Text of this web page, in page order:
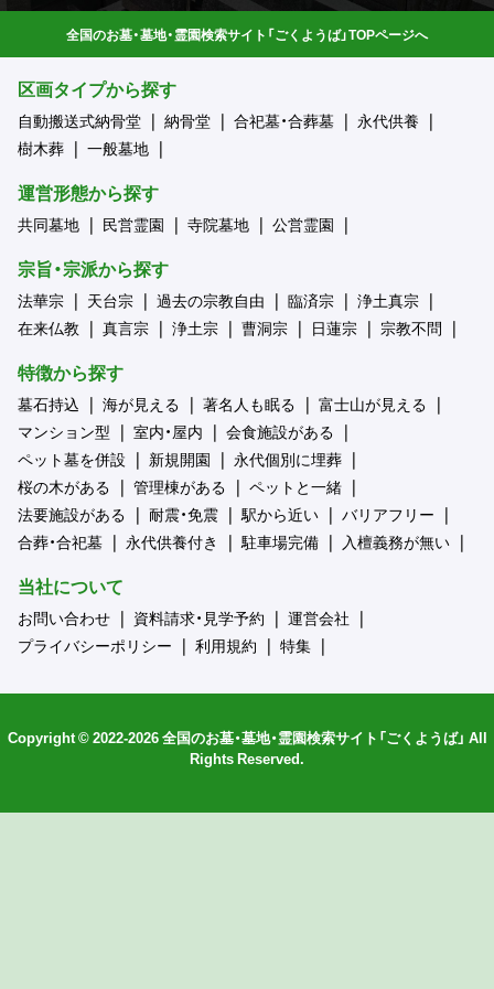
全国のお墓・墓地・霊園検索サイト「ごくようば」TOPページへ
区画タイプから探す
自動搬送式納骨堂 納骨堂 合祀墓・合葬墓
永代供養
樹木葬
一般墓地
運営形態から探す
共同墓地 民営霊園 寺院墓地 公営霊園
宗旨・宗派から探す
法華宗 天台宗 過去の宗教自由 臨済宗
浄土真宗
在来仏教
真言宗 浄土宗 曹洞宗 日蓮宗 宗教不問
特徴から探す
墓石持込 海が見える 著名人も眠る
富士山が見える
マンション型
室内・屋内
会食施設がある
ペット墓を併設
新規開園
永代個別に埋葬
桜の木がある
管理棟がある
ペットと一緒
法要施設がある
耐震・免震 駅から近い
バリアフリー
合葬・合祀墓
永代供養付き 駐車場完備 入檀義務が無い
当社について
お問い合わせ 資料請求・見学予約
運営会社
プライバシーポリシー
利用規約 特集
Copyright © 2022-2026 全国のお墓・墓地・霊園検索サイト「ごくようば」 All
Rights Reserved.